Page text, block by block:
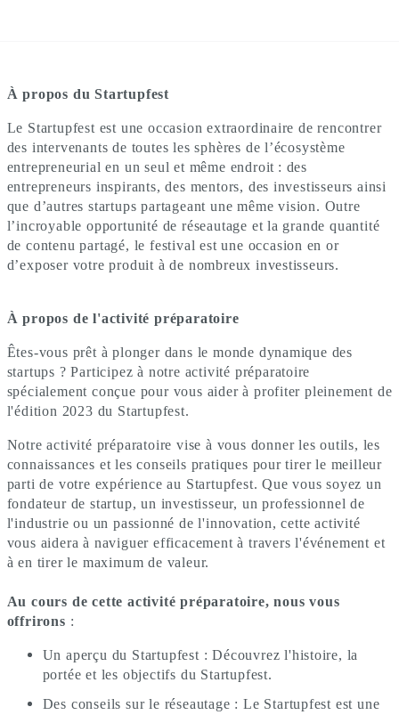
À propos du Startupfest
Le Startupfest est une occasion extraordinaire de rencontrer
des intervenants de toutes les sphères de l’écosystème
entrepreneurial en un seul et même endroit : des
entrepreneurs inspirants, des mentors, des investisseurs ainsi
que d’autres startups partageant une même vision. Outre
l’incroyable opportunité de réseautage et la grande quantité
de contenu partagé, le festival est une occasion en or
d’exposer votre produit à de nombreux investisseurs.
À propos de l'activité préparatoire
Êtes-vous prêt à plonger dans le monde dynamique des
startups ? Participez à notre activité préparatoire
spécialement conçue pour vous aider à profiter pleinement de
l'édition 2023 du Startupfest.
Notre activité préparatoire vise à vous donner les outils, les
connaissances et les conseils pratiques pour tirer le meilleur
parti de votre expérience au Startupfest. Que vous soyez un
fondateur de startup, un investisseur, un professionnel de
l'industrie ou un passionné de l'innovation, cette activité
vous aidera à naviguer efficacement à travers l'événement et
à en tirer le maximum de valeur.
Au cours de cette activité préparatoire, nous vous
offrirons :
Un aperçu du Startupfest : Découvrez l'histoire, la
portée et les objectifs du Startupfest.
Des conseils sur le réseautage : Le Startupfest est une